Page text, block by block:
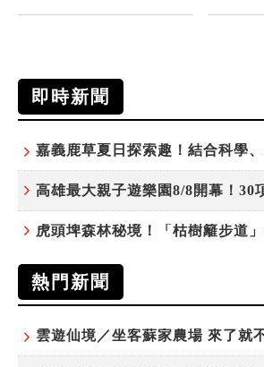
即時新聞
熱門新聞
雲遊仙境／坐客蘇家農場 來了就